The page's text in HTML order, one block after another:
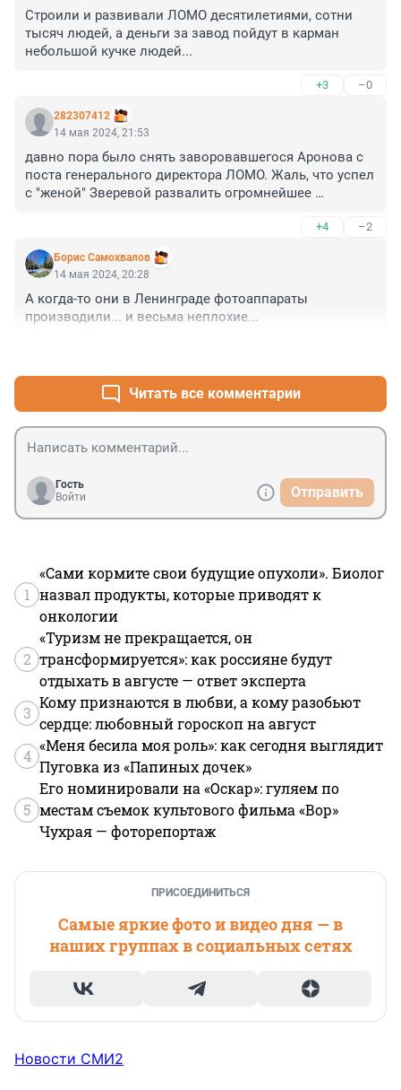
Строили и развивали ЛОМО десятилетиями, сотни
тысяч людей, а деньги за завод пойдут в карман
небольшой кучке людей...
+3 –0
282307412
14 мая 2024, 21:53
давно пора было снять заворовавшегося Аронова с
поста генерального директора ЛОМО. Жаль, что успел
с "женой" Зверевой развалить огромнейшее
+4 –2
Борис Самохвалов
14 мая 2024, 20:28
А когда-то они в Ленинграде фотоаппараты
производили... и весьма неплохие...
Читать все комментарии
Гость
Войти
Отправить
1
«Сами кормите свои будущие опухоли». Биолог
назвал продукты, которые приводят к
онкологии
2
«Туризм не прекращается, он
трансформируется»: как россияне будут
отдыхать в августе — ответ эксперта
3
Кому признаются в любви, а кому разобьют
сердце: любовный гороскоп на август
4
«Меня бесила моя роль»: как сегодня выглядит
Пуговка из «Папиных дочек»
5
Его номинировали на «Оскар»: гуляем по
местам съемок культового фильма «Вор»
Чухрая — фоторепортаж
ПРИСОЕДИНИТЬСЯ
Самые яркие фото и видео дня — в
наших группах в социальных сетях
Новости СМИ2